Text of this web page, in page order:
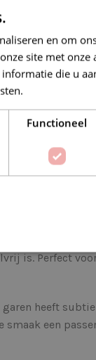
kwaliteit en
is. Perfect
heeft
een
en om
site met onze
die u
Functioneel